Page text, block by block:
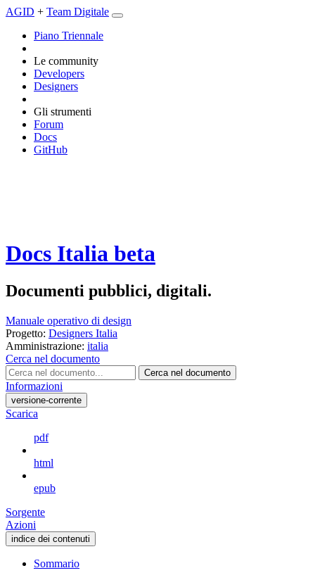
AGID + Team Digitale
Piano Triennale
Le community
Developers
Designers
Gli strumenti
Forum
Docs
GitHub
Docs Italia beta
Documenti pubblici, digitali.
Manuale operativo di design
Progetto: Designers Italia
Amministrazione: italia
Cerca nel documento
Cerca nel documento
Informazioni
versione-corrente
Scarica
pdf
html
epub
Sorgente
Azioni
indice dei contenuti
Sommario